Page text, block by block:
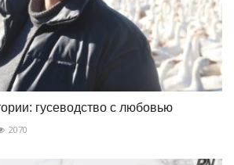
гусеводство с любовью
2070